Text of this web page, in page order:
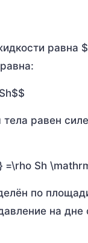
равна
равен
=\rho Sh
по
на дне